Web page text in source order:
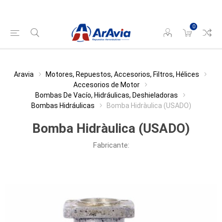
0
Aravia
Motores, Repuestos, Accesorios, Filtros, Hélices
Accesorios de Motor
Bombas De Vacío, Hidráulicas, Deshieladoras
Bombas Hidráulicas
Bomba Hidràulica (USADO)
Bomba Hidràulica (USADO)
Fabricante: